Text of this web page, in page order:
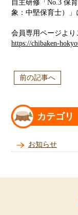
自主研修「No.3 保
象：中堅保育士）」
会員専用ページより
https://chibaken-
前の記事へ
カテゴリ
お知らせ